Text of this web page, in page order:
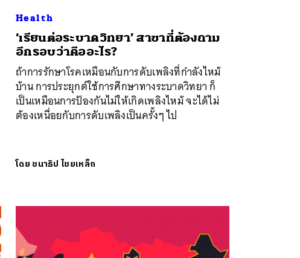
Health
‘เรียนต่อระบาดวิทยา’ สาขาที่ต้องถาม
อีกรอบว่าคืออะไร?
ถ้าการรักษาโรคเหมือนกับการดับเพลิงที่กำลังไหม้
บ้าน การประยุกต์ใช้การศึกษาทางระบาดวิทยา ก็
เป็นเหมือนการป้องกันไม่ให้เกิดเพลิงไหม้ จะได้ไม่
ต้องเหนื่อยกับการดับเพลิงเป็นครั้งๆ ไป
โดย ชนาธิป ไชยเหล็ก